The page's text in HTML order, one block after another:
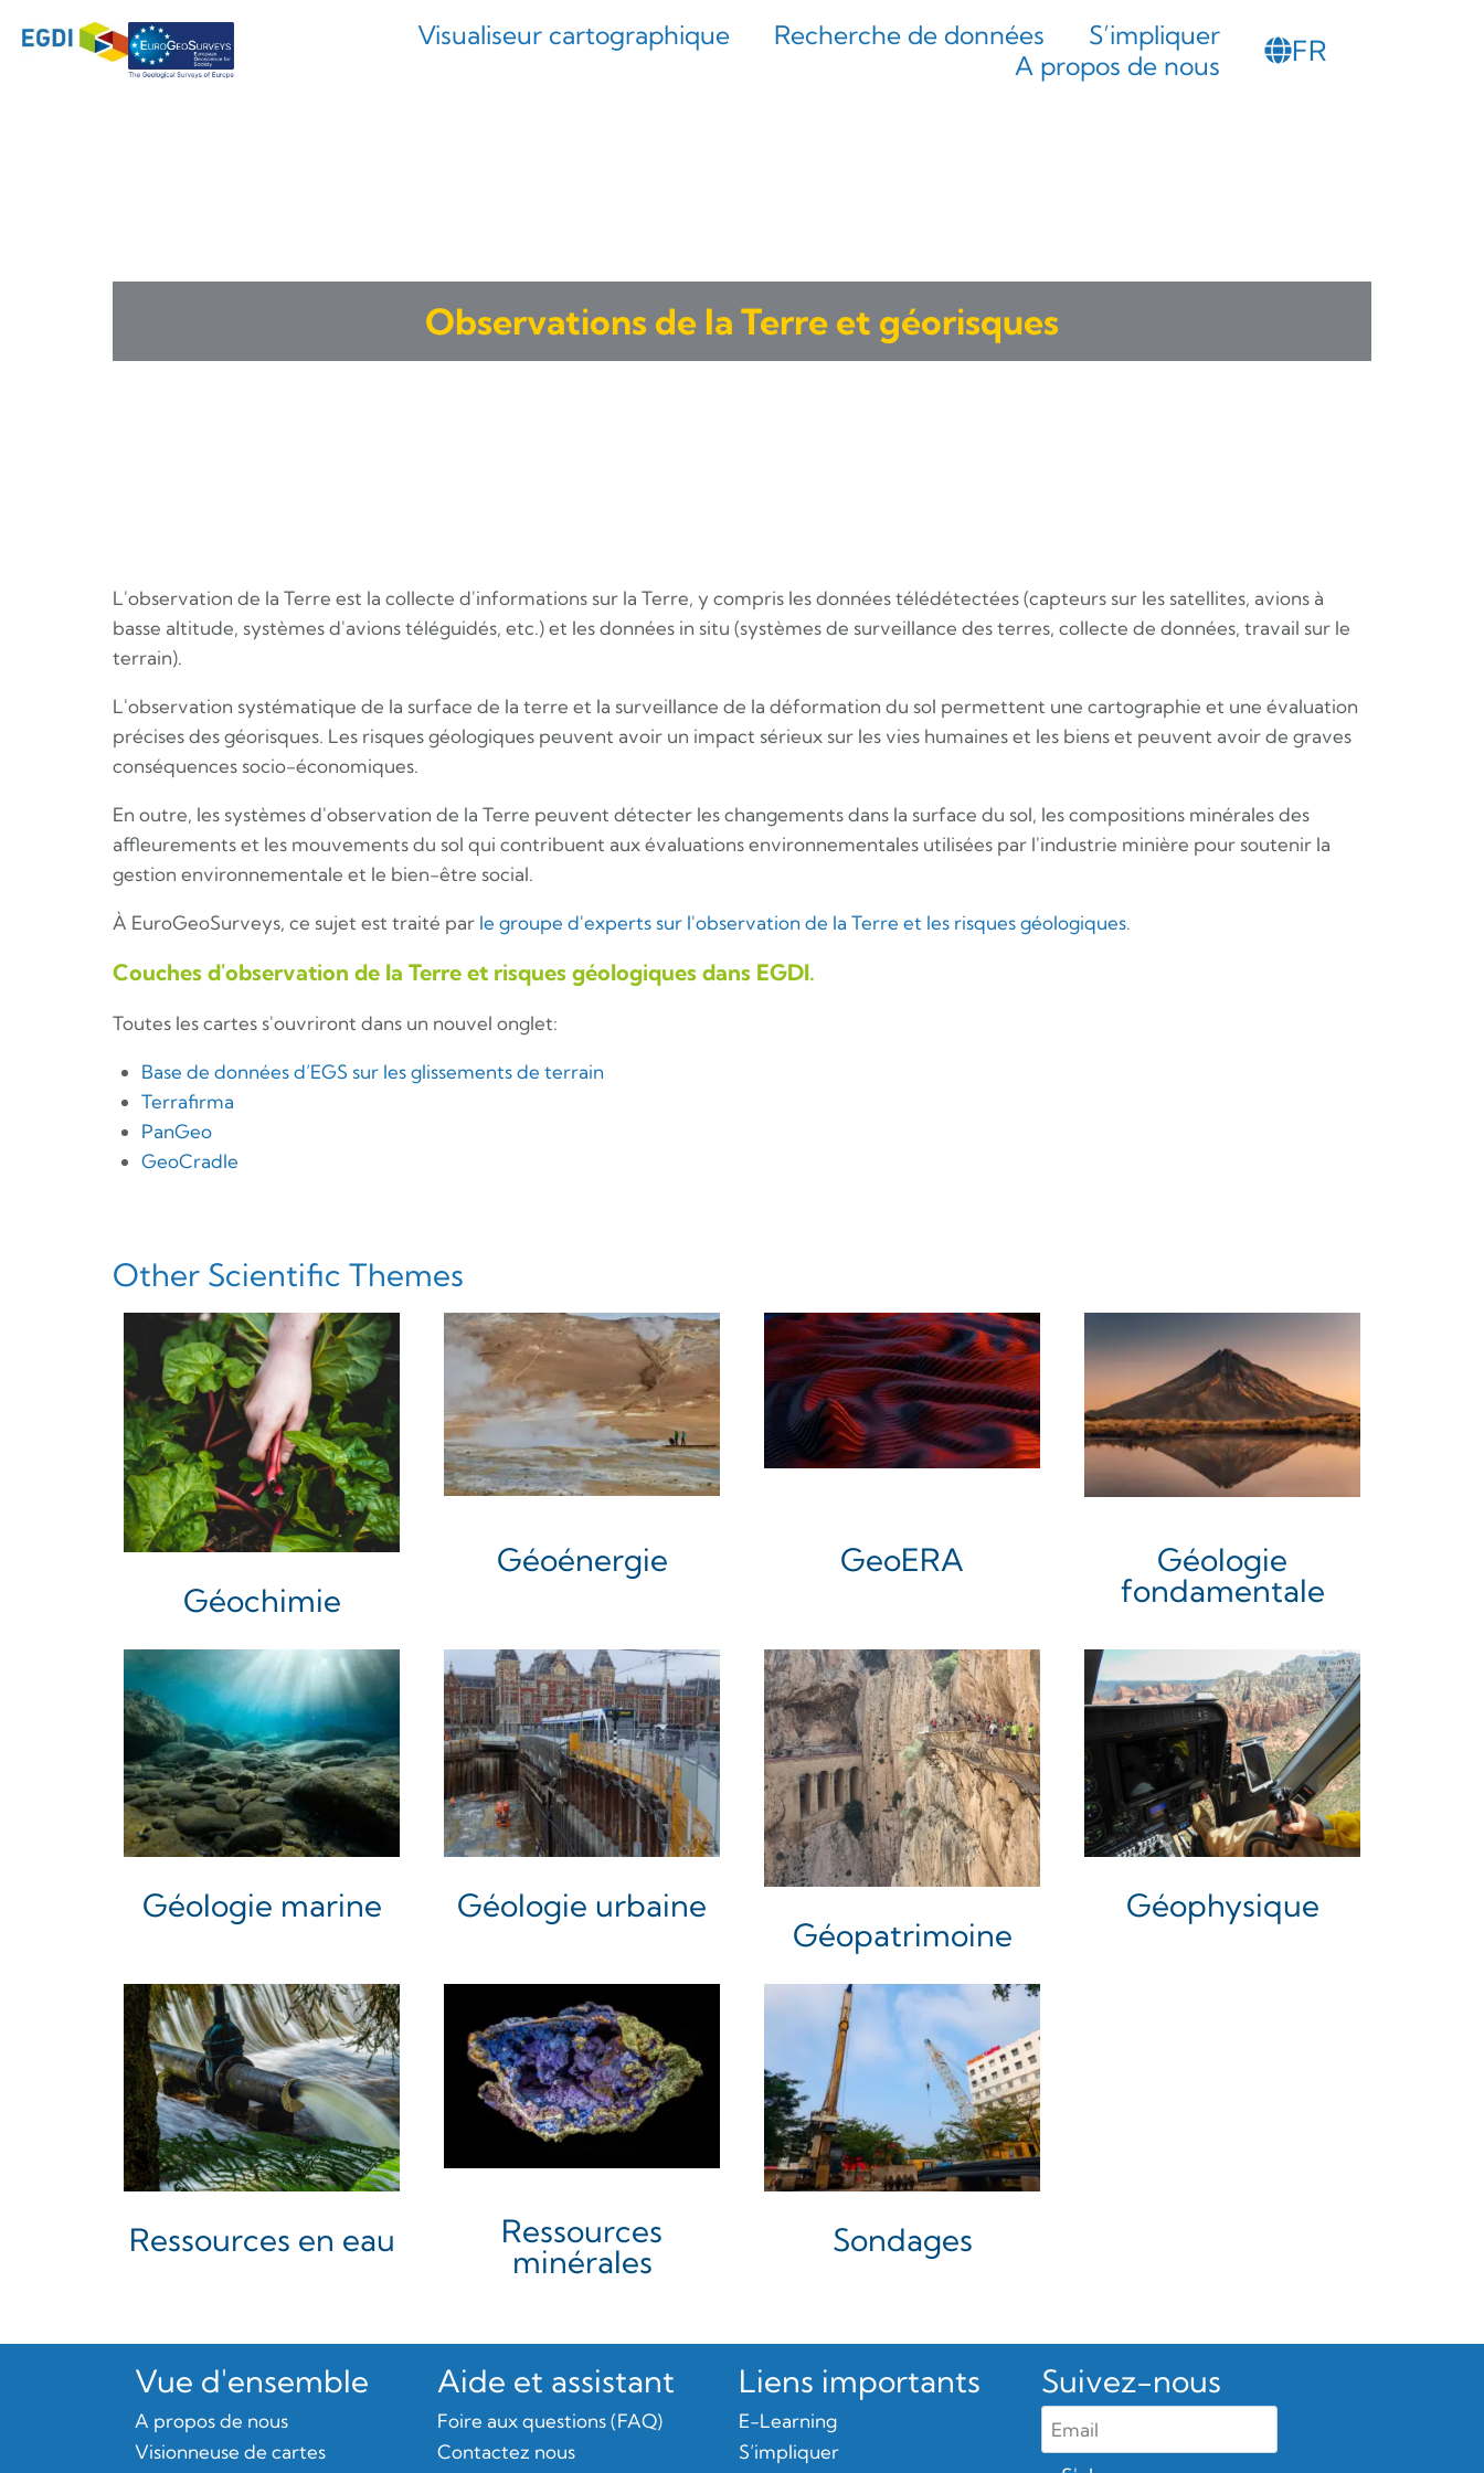
Visualiseur cartographique Recherche de données
S’impliquer
A propos de nous
FR
SL
Observations de la Terre et géorisques
L'observation de la Terre est la collecte d'informations sur la Terre, y compris les données télédétectées (capteurs sur les satellites, avions à
basse altitude, systèmes d'avions téléguidés, etc.) et les données in situ (systèmes de surveillance des terres, collecte de données, travail sur le
terrain).
L'observation systématique de la surface de la terre et la surveillance de la déformation du sol permettent une cartographie et une évaluation
précises des géorisques. Les risques géologiques peuvent avoir un impact sérieux sur les vies humaines et les biens et peuvent avoir de graves
conséquences socio-économiques.
En outre, les systèmes d'observation de la Terre peuvent détecter les changements dans la surface du sol, les compositions minérales des
affleurements et les mouvements du sol qui contribuent aux évaluations environnementales utilisées par l'industrie minière pour soutenir la
gestion environnementale et le bien-être social.
À EuroGeoSurveys, ce sujet est traité par le groupe d'experts sur l'observation de la Terre et les risques géologiques.
Couches d'observation de la Terre et risques géologiques dans EGDI.
Toutes les cartes s'ouvriront dans un nouvel onglet:
Base de données d’EGS sur les glissements de terrain
Terrafirma
PanGeo
GeoCradle
Other Scientific Themes
Géochimie
Géoénergie GeoERA
Géologie
fondamentale
Géologie marine Géologie urbaine
Géopatrimoine
Géophysique
Ressources en eau
Ressources
minérales
Sondages
Vue d'ensemble
A propos de nous
Visionneuse de cartes
Aide et assistant
Foire aux questions (FAQ)
Contactez nous
Liens importants
E-Learning
S’impliquer
Suivez-nous